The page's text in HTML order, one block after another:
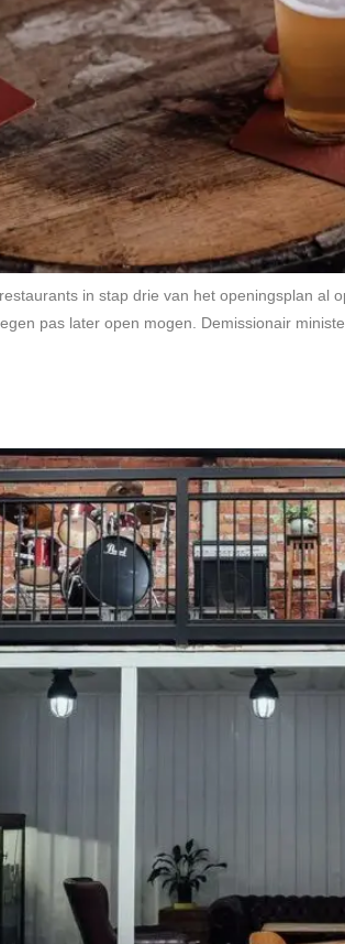
in stap drie van het openingsplan al
pas later open mogen. Demissionair